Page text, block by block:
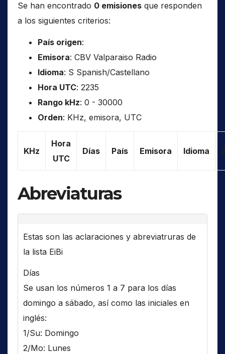
Se han encontrado 0 emisiones que responden
a los siguientes criterios:
País origen:
Emisora: CBV Valparaiso Radio
Idioma: S Spanish/Castellano
Hora UTC: 2235
Rango kHz: 0 - 30000
Orden: KHz, emisora, UTC
KHz
Hora
UTC
Días País Emisora Idioma
Abreviaturas
Estas son las aclaraciones y abreviatruras de
la lista EiBi
Días
Se usan los números 1 a 7 para los días
domingo a sábado, así como las iniciales en
inglés:
1/Su: Domingo
2/Mo: Lunes